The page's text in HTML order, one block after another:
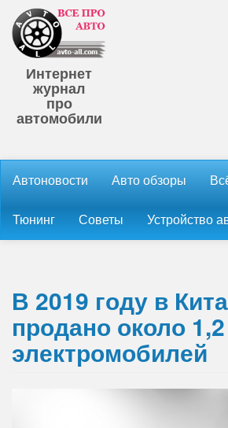
Интернет
журнал
про
автомобили
Автоновости Авто обзоры
Тюнинг Советы Устройство
В 2019 году в
продано около
электромобилей